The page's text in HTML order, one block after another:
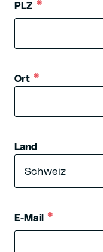
PLZ
Ort
Land
E-Mail